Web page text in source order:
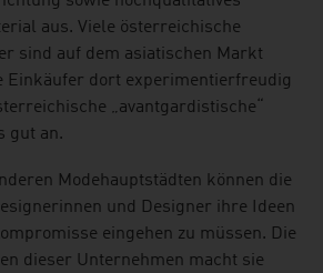
aus. Viele österreichische
sind auf dem asiatischen Markt
Einkäufer dort experimentierfreudig
„avantgardistische“
gut an.
Modehauptstädten können die
und Designer ihre Ideen
eingehen zu müssen. Die
dieser Unternehmen macht sie